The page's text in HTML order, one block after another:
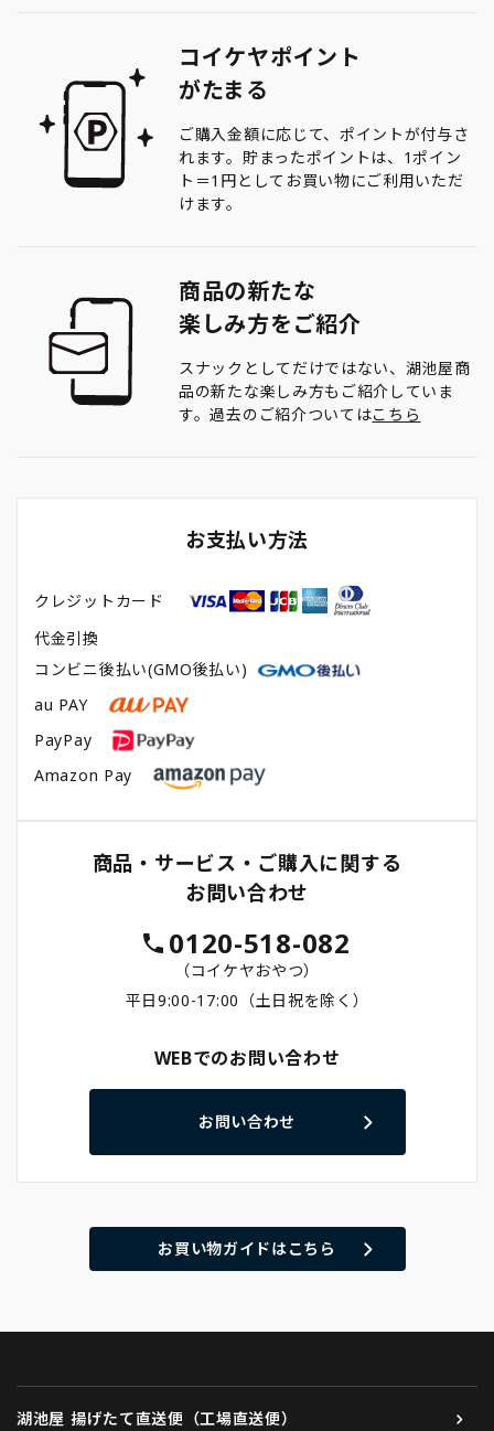
コイケヤポイント
がたまる
ご購入金額に応じて、ポイントが付与さ
れます。貯まったポイントは、1ポイン
ト＝1円としてお買い物にご利用いただ
けます。
商品の新たな
楽しみ方をご紹介
スナックとしてだけではない、湖池屋商
品の新たな楽しみ方もご紹介していま
す。過去のご紹介ついてはこちら
お支払い方法
クレジットカード
代金引換
コンビニ後払い(GMO後払い)
au PAY
PayPay
Amazon Pay
商品・サービス・ご購入に関する
お問い合わせ
0120-518-082
（コイケヤおやつ）
平日9:00-17:00（土日祝を除く）
WEBでのお問い合わせ
お問い合わせ
お買い物ガイドはこちら
湖池屋 揚げたて直送便（工場直送便）